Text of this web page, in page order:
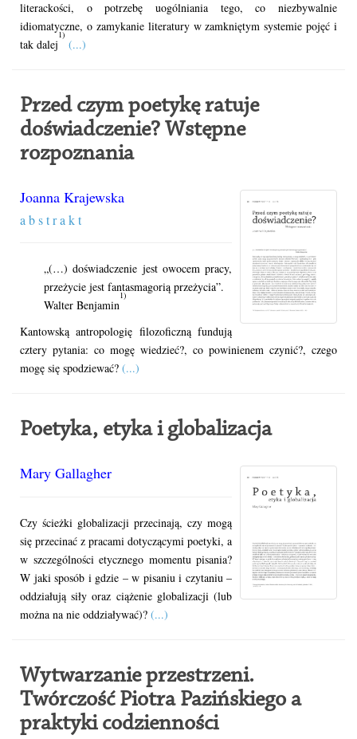
literackości, o potrzebę uogólniania tego, co niezbywalnie
idiomatyczne, o zamykanie literatury w zamkniętym systemie pojęć i
tak dalej
1)
(...)
Przed czym poetykę ratuje
doświadczenie? Wstępne
rozpoznania
Joanna Krajewska
a b s t r a k t
„(…) doświadczenie jest owocem pracy,
przeżycie jest fantasmagorią przeżycia”.
Walter Benjamin
1)
Kantowską antropologię filozoficzną fundują
cztery pytania: co mogę wiedzieć?, co powinienem czynić?, czego
mogę się spodziewać? (...)
Poetyka, etyka i globalizacja
Mary Gallagher
Czy ścieżki globalizacji przecinają, czy mogą
się przecinać z pracami dotyczącymi poetyki, a
w szczególności etycznego momentu pisania?
W jaki sposób i gdzie – w pisaniu i czytaniu –
oddziałują siły oraz ciążenie globalizacji (lub
można na nie oddziaływać)? (...)
Wytwarzanie przestrzeni.
Twórczość Piotra Pazińskiego a
praktyki codzienności